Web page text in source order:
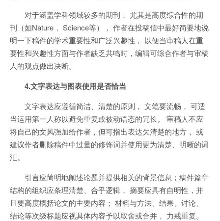
对于涵盖学科领域较多的期刊， 尤其是高度综合性的期
刊（如Nature， Science等）， 作者在投稿信中最好简要地说
明一下稿件的学术重要性和广泛兴趣性， 以便当审稿人在重
要性和兴趣性方面与作者缺乏共鸣时，编辑可综合作者与审稿
人的观点做出决断。
4.文字表达与图表使用是否恰当
文字表达应遵循简洁、清楚的原则， 文笔要流畅， 可适
当运用第一人称以避免重复或被动语态的冗长。 审稿人不应
将自己的文风强加给作者，但可指出表达欠清楚的地方， 或
建议作者删除稿件中过量的修饰词并使用更为清楚、明晰的词
汇。
引言应简明地阐述论题并提供相关的背景信息；稿件篇章
结构的组织应条理清楚、合乎逻辑， 摘要应具有自明性，并
且要高度概括论文的主要内容； 材料与方法、结果、讨论、
结论等次级标题应视具体内容予以取舍或合并， 力戒重复。